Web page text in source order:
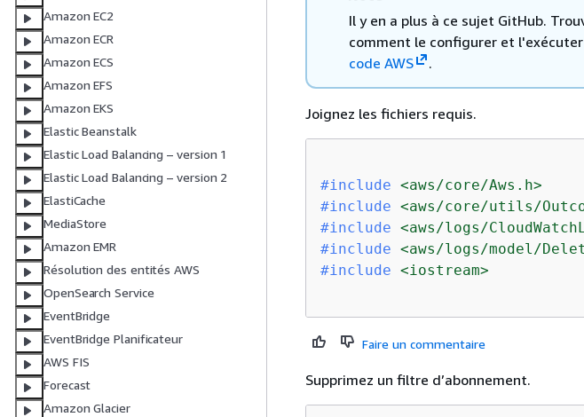
Amazon EC2
Amazon ECR
Amazon ECS
Amazon EFS
Amazon EKS
Elastic Beanstalk
Elastic Load Balancing – version 1
Elastic Load Balancing – version 2
ElastiCache
MediaStore
Amazon EMR
Résolution des entités AWS
OpenSearch Service
EventBridge
EventBridge Planificateur
AWS FIS
Forecast
Amazon Glacier
Il y en a plus à ce sujet GitHub.
comment le configurer et
code AWS
.
Joignez les fichiers requis.
#include <aws/core/Aws.h>
#include <aws/core/utils/
#include <aws/logs/
#include <aws/logs/model/
#include <iostream>
Faire un commentaire
Supprimez un filtre d’abonnement.